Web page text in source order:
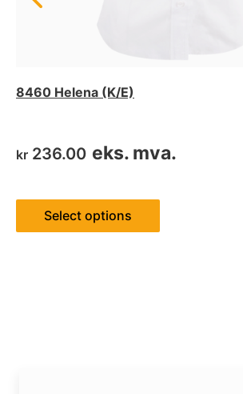
8460 Helena (K/E)
kr 236.00 eks. mva.
Select options